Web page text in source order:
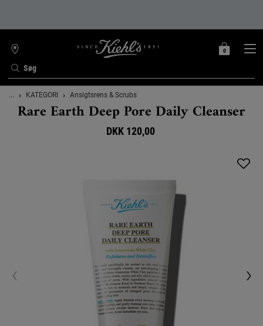
Søg
FIND
BUTIK
MIN
0
0 PRODUKT
Main content
... KATEGORI Ansigtsrens & Scrubs
Rare Earth Deep Pore Daily Cleanser
DKK 120,00